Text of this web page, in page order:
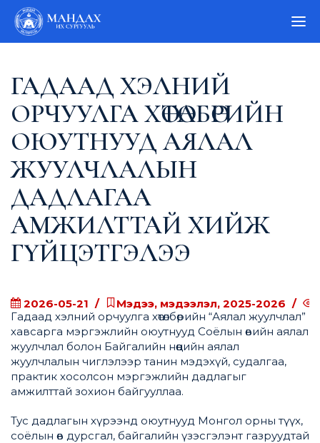
ГАДААД ХЭЛНИЙ
ОРЧУУЛГА ХӨТӨЛБӨРИЙН
ОЮУТНУУД АЯЛАЛ
ЖУУЛЧЛАЛЫН
ДАДЛАГАА
АМЖИЛТТАЙ ХИЙЖ
ГҮЙЦЭТГЭЛЭЭ
2026-05-21 Мэдээ, мэдээлэл, 2025-2026
Гадаад хэлний орчуулга хөтөлбөрийн “Аялал жуулчлал”
хавсарга мэргэжлийн оюутнууд Соёлын өвийн аялал
жуулчлал болон Байгалийн нөөцийн аялал
жуулчлалын чиглэлээр танин мэдэхүй, судалгаа,
практик хосолсон мэргэжлийн дадлагыг
амжилттай зохион байгууллаа.
Тус дадлагын хүрээнд оюутнууд Монгол орны түүх,
соёлын өв дурсгал, байгалийн үзэсгэлэнт газруудтай